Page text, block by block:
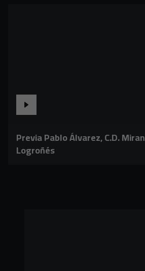
Previa Pablo Álvarez, C.D.
Logroñés